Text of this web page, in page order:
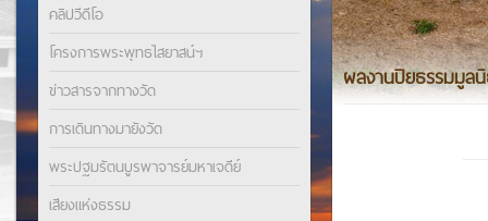
คลิปวีดีโอ
โครงการพระพุทธไสยาสน์ฯ
ข่าวสารจากทางวัด
การเดินทางมายังวัด
พระปฐมรัตนบูรพาจารย์มหาเจดีย์
เสียงแห่งธรรม
ผลงานปิยธรรมมูล